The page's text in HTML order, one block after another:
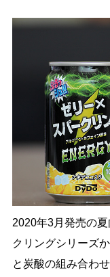
2020年3月発売の
クリングシリーズ
と炭酸の組み合わ